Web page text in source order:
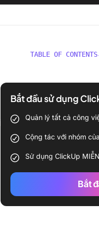
TABLE OF CONTENTS
Bắt đầu sử dụng
Quản lý tất cả công
Cộng tác với nhóm
Sử dụng ClickUp
Bắt